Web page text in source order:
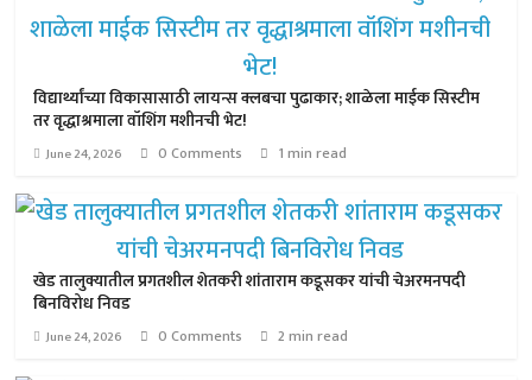
विद्यार्थ्यांच्या विकासासाठी लायन्स क्लबचा पुढाकार; शाळेला माईक सिस्टीम
तर वृद्धाश्रमाला वॉशिंग मशीनची भेट!
June 24, 2026 0 Comments 1 min read
खेड तालुक्यातील प्रगतशील शेतकरी शांताराम कडूसकर यांची चेअरमनपदी
बिनविरोध निवड
June 24, 2026 0 Comments 2 min read